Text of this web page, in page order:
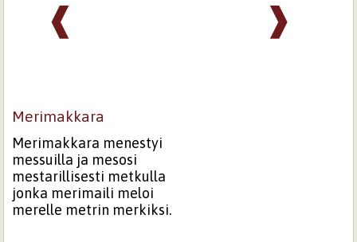
❱
❰
Merimakkara
Merimakkara menestyi
messuilla ja mesosi
mestarillisesti metkulla
jonka merimaili meloi
merelle metrin merkiksi.